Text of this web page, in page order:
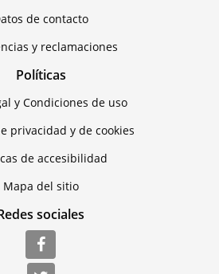
de contacto
y reclamaciones
Políticas
y Condiciones de uso
privacidad y de cookies
de accesibilidad
Mapa del sitio
sociales